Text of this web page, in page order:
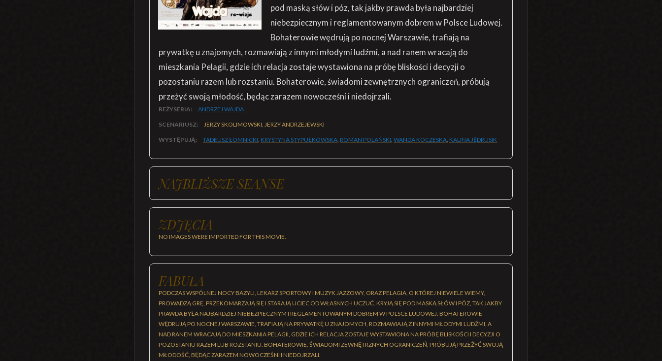
pod maską słów i póz, tak jakby prawda była najbardziej
niebezpiecznym i reglamentowanym dobrem w Polsce Ludowej.
Bohaterowie wędrują po nocnej Warszawie, trafiają na
prywatkę u znajomych, rozmawiają z innymi młodymi ludźmi, a nad ranem wracają do
mieszkania Pelagii, gdzie ich relacja zostaje wystawiona na próbę bliskości i decyzji o
pozostaniu razem lub rozstaniu. Bohaterowie, świadomi zewnętrznych ograniczeń, próbują
przeżyć swoją młodość, będąc zarazem nowocześni i niedojrzali.
REŻYSERIA: ANDRZEJ WAJDA
SCENARIUSZ: JERZY SKOLIMOWSKI, JERZY ANDRZEJEWSKI
WYSTĘPUJĄ: TADEUSZ ŁOMNICKI, KRYSTYNA STYPUŁKOWSKA, ROMAN POLAŃSKI, WANDA KOCZESKA, KALINA JĘDRUSIK
NAJBLIŻSZE SEANSE
ZDJĘCIA
NO IMAGES WERE IMPORTED FOR THIS MOVIE.
FABUŁA
PODCZAS WSPÓLNEJ NOCY BAZYLI, LEKARZ SPORTOWY I MUZYK JAZZOWY, ORAZ PELAGIA, O KTÓREJ NIEWIELE WIEMY,
PROWADZĄ GRĘ, PRZEKOMARZAJĄ SIĘ I STARAJĄ UCIEC OD WŁASNYCH UCZUĆ. KRYJĄ SIĘ POD MASKĄ SŁÓW I PÓZ, TAK JAKBY
PRAWDA BYŁA NAJBARDZIEJ NIEBEZPIECZNYM I REGLAMENTOWANYM DOBREM W POLSCE LUDOWEJ. BOHATEROWIE
WĘDRUJĄ PO NOCNEJ WARSZAWIE, TRAFIAJĄ NA PRYWATKĘ U ZNAJOMYCH, ROZMAWIAJĄ Z INNYMI MŁODYMI LUDŹMI, A
NAD RANEM WRACAJĄ DO MIESZKANIA PELAGII, GDZIE ICH RELACJA ZOSTAJE WYSTAWIONA NA PRÓBĘ BLISKOŚCI I DECYZJI O
POZOSTANIU RAZEM LUB ROZSTANIU. BOHATEROWIE, ŚWIADOMI ZEWNĘTRZNYCH OGRANICZEŃ, PRÓBUJĄ PRZEŻYĆ SWOJĄ
MŁODOŚĆ, BĘDĄC ZARAZEM NOWOCZEŚNI I NIEDOJRZALI.